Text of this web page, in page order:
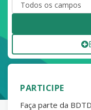
PARTICIPE
Faça parte da